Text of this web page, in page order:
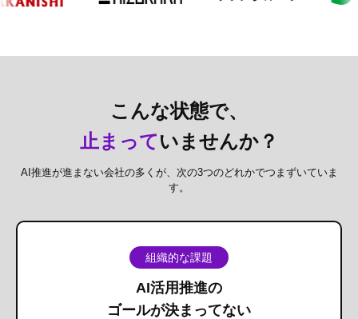
こんな状態で、
止まっていませんか？
AI推進が進まない会社の多くが、次の3つのどれかでつまずいていま
す。
組織的な課題
AI活用推進の
ゴールが決まってない